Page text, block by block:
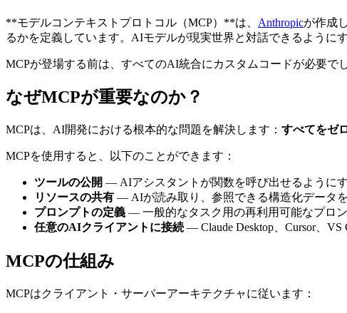
**モデルコンテキストプロトコル（MCP）**は、 Anthropicが作成
るかを定義しています。AIモデルが現実世界と対話できるように
MCPが登場する前は、すべてのAI統合にカスタムコードが必要で
なぜMCPが重要なのか？
MCPは、AI開発における根本的な問題を解決します： すべてをゼ
MCPを使用すると、以下のことができます：
ツールの公開 — AIアシスタントが関数を呼び出せるように
リソースの共有 — AIが読み取り、参照できる構造化データ
プロンプトの定義 — 一般的なタスク用の再利用可能なプロ
任意のAIクライアントに接続 — Claude Desktop、Cursor、VS
MCPの仕組み
MCPはクライアント・サーバーアーキテクチャに従います：